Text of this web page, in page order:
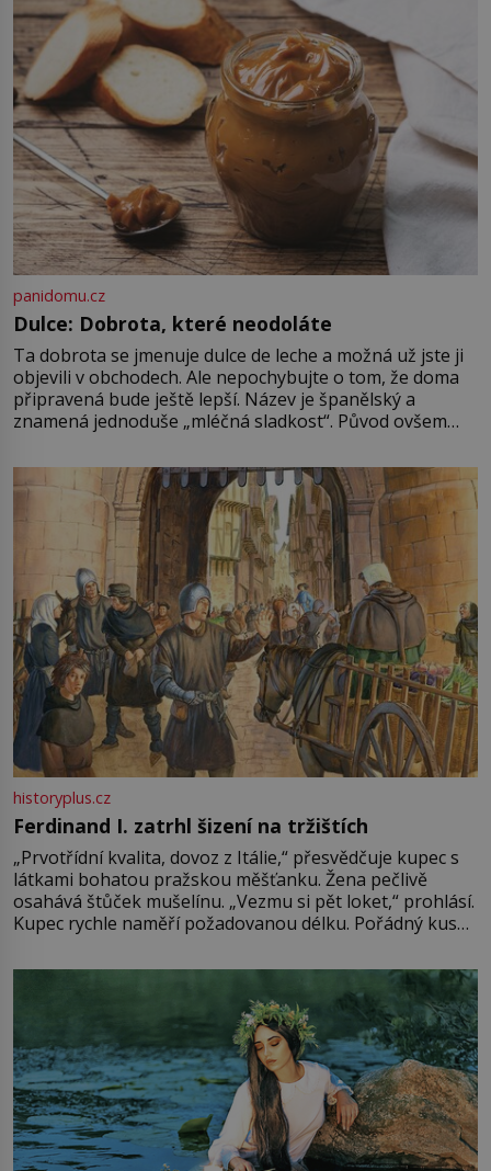
automatu. Vzniká kvůli předmětu,
bez něhož si muži 19. […]
panidomu.cz
Dulce: Dobrota, které neodoláte
Ta dobrota se jmenuje dulce de leche a možná už jste ji
objevili v obchodech. Ale nepochybujte o tom, že doma
připravená bude ještě lepší. Název je španělský a
znamená jednoduše „mléčná sladkost“. Původ ovšem
pře hned několik latinskoamerických zemí a k tomu
Francie, kde se traduje,
historyplus.cz
Ferdinand I. zatrhl šizení na tržištích
„Prvotřídní kvalita, dovoz z Itálie,“ přesvědčuje kupec s
látkami bohatou pražskou měšťanku. Žena pečlivě
osahává štůček mušelínu. „Vezmu si pět loket,“ prohlásí.
Kupec rychle naměří požadovanou délku. Pořádný kus
milostpaní. Stačí jenom na sukni,“ zhodnotí švadlena
množství růžového mušelínu. „Ošidili vás, podívejte.“